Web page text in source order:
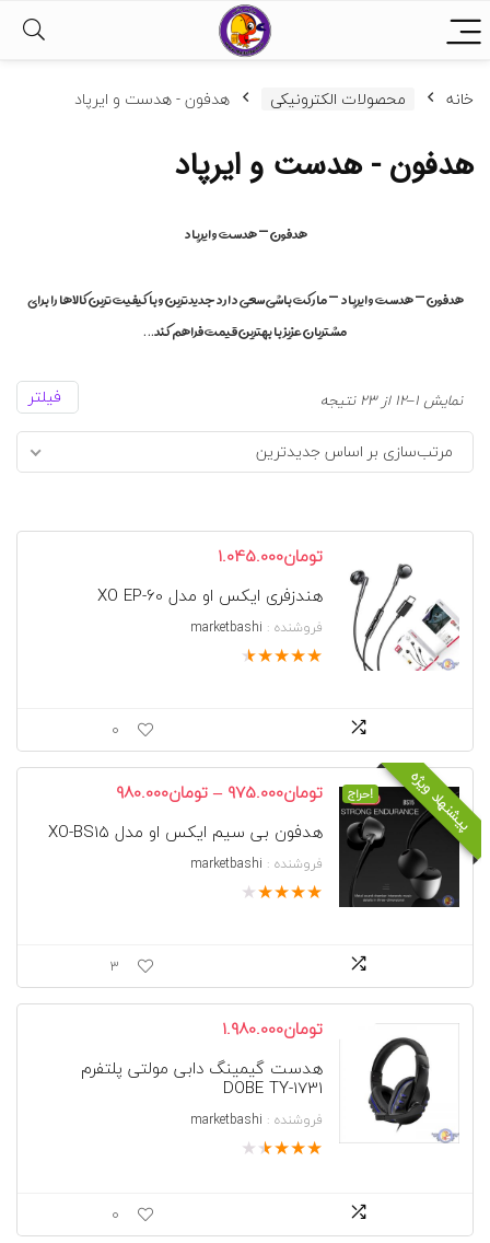
خانه محصولات الکترونیکی هدفون - هدست و ایرپاد
هدفون - هدست و ایرپاد
هدفون – هدست و ایرپاد
هدفون – هدست و ایرپاد – مارکت باشی سعی دارد جدیدترین و با کیفیت ترین کالاها را برای
مشتریان عزیز با بهترین قیمت فراهم کند…
فیلتر نمایش 1–12 از 23 نتیجه
بر
اساس
مرتب‌سازی بر اساس جدیدترین
تومان1.045.000
هندزفری ایکس او مدل XO EP-60
فروشنده : marketbashi
★
★
★
★
★
0
پیشنهاد ویژه حراج! تومان975.000
–تومان980.000
تومان975.000 هدفون بی سیم ایکس او مدل XO-BS15
فروشنده : marketbashi
★
★
★
★
★
3
تومان1.980.000
هدست گیمینگ دابی مولتی پلتفرم
DOBE TY-1731
فروشنده : marketbashi
★
★
★
★
★
0